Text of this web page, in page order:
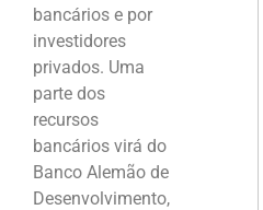
bancários e por
investidores
privados. Uma
parte dos
recursos
bancários virá do
Banco Alemão de
Desenvolvimento,